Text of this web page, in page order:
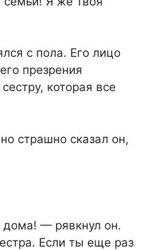
с пола. Его лицо
презрения
которая все
страшно сказал он,
— рявкнул он.
Если ты еще раз